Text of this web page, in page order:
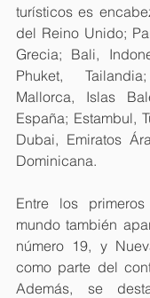
turísticos es
del Reino Unido;
Grecia; Bali,
Phuket,
Mallorca, Islas
España; Estambul,
Dubai, Emiratos
Dominicana.
Entre los
mundo también
número 19, y
como parte del
Además, se